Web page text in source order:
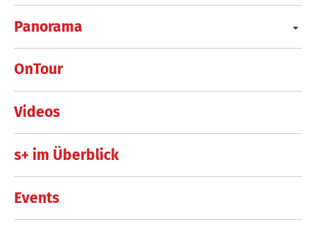
Panorama
OnTour
Videos
s+ im Überblick
Events